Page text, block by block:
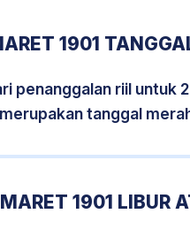
1901
penanggalan riil untuk
tanggal
1901 LIBUR